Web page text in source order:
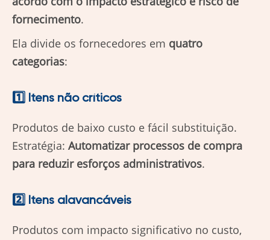
fornecimento.
Ela divide os fornecedores em quatro
categorias:
1️⃣ Itens não críticos
Produtos de baixo custo e fácil substituição.
Estratégia: Automatizar processos de compra
para reduzir esforços administrativos.
2️⃣ Itens alavancáveis
Produtos com impacto significativo no custo,